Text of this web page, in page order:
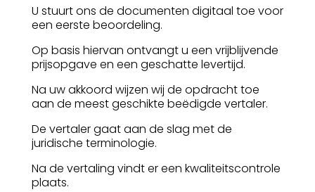
U stuurt ons de documenten digitaal toe voor
een eerste beoordeling.
Op basis hiervan ontvangt u een vrijblijvende
prijsopgave en een geschatte levertijd.
Na uw akkoord wijzen wij de opdracht toe
aan de meest geschikte beëdigde vertaler.
De vertaler gaat aan de slag met de
juridische terminologie.
Na de vertaling vindt er een kwaliteitscontrole
plaats.